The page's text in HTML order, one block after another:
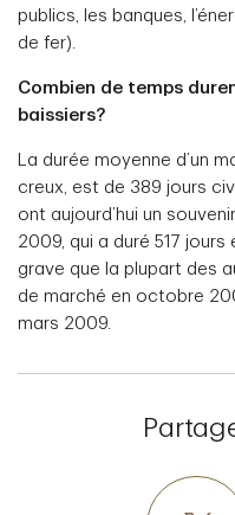
publics, les banques,
de fer).
Combien de temps
baissiers?
La durée moyenne d’un
creux, est de 389 jours
ont aujourd’hui un
2009, qui a duré 517
grave que la plupart des
de marché en octobre
mars 2009.